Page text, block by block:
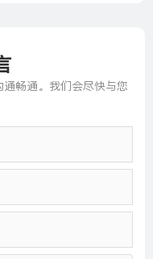
畅通。我们会尽快与您